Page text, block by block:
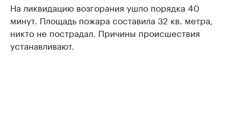
На ликвидацию возгорания ушло порядка 40
минут. Площадь пожара составила 32 кв. метра,
никто не пострадал. Причины происшествия
устанавливают.